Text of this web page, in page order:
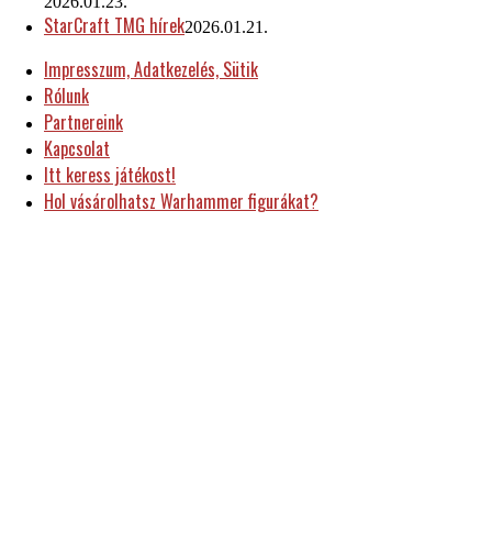
StarCraft TMG hírek2026.01.21.
Impresszum, Adatkezelés, Sütik
Rólunk
Partnereink
Kapcsolat
Itt keress játékost!
Hol vásárolhatsz Warhammer figurákat?